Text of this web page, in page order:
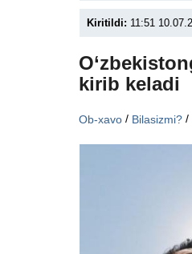
Kiritildi: 11:51
kirib keladi
Ob-xavo / Bilasizmi? /